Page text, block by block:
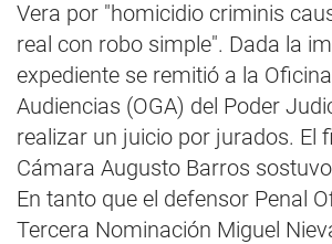
Vera por "homicidio criminis
real con robo simple". Dada la
expediente se remitió a la
Audiencias (OGA) del Poder
realizar un juicio por jurados. El
Cámara Augusto Barros
En tanto que el defensor Penal
Tercera Nominación Miguel